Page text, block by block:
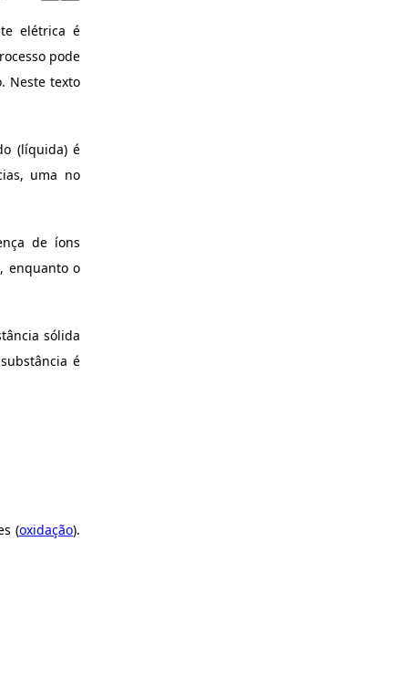
elétrica é
pode
Neste texto
(líquida) é
uma no
de íons
enquanto o
sólida
é
(oxidação).